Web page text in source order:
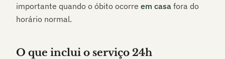
importante quando o óbito ocorre em casa fora do
horário normal.
O que inclui o serviço 24h